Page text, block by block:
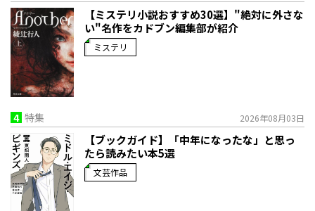
【ミステリ小説おすすめ30選】"絶対に外さな
い"名作をカドブン編集部が紹介
ミステリ
4 特集 2026年08月03日
【ブックガイド】「中年になったな」と思っ
たら読みたい本5選
文芸作品